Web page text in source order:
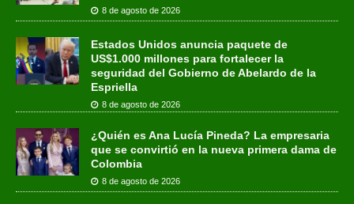
8 de agosto de 2026
Estados Unidos anuncia paquete de
US$1.000 millones para fortalecer la
seguridad del Gobierno de Abelardo de la
Espriella
8 de agosto de 2026
¿Quién es Ana Lucía Pineda? La empresaria
que se convirtió en la nueva primera dama de
Colombia
8 de agosto de 2026